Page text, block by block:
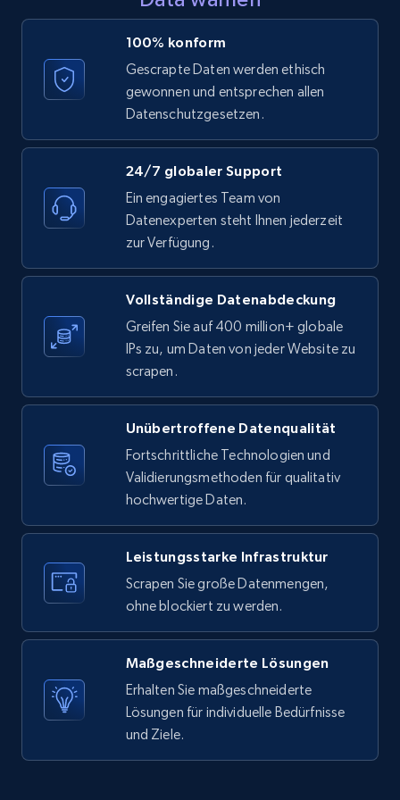
URL, ID, User id, Use url, Title, Headline, Post
text, Date posted, and more.
11.3K+ 1.5K+ Gratis testen
LinkedIn posts - Discover new posts
URL, ID, User id, Use url, Title, Headline, Post
text, Date posted, and more.
11.3K+ 1.5K+ Gratis testen
X (formerly Twitter) - Posts
ID, User posted, Name, Description, Date
posted, Photos, URL, Quoted post, and more.
10.4K+ 1.2K+ Gratis testen
Twitter posts URLs
ID, User posted, Name, Description, Date
posted, Photos, URL, Quoted post, and more.
1.2K+
100% konform
Gescrapte Daten werden ethisch
gewonnen und entsprechen allen
Datenschutzgesetzen.
24/7 globaler Support
Ein engagiertes Team von
Datenexperten steht Ihnen jederzeit
zur Verfügung.
Vollständige Datenabdeckung
Greifen Sie auf 400 million+ globale
IPs zu, um Daten von jeder Website zu
scrapen.
Unübertroffene Datenqualität
Fortschrittliche Technologien und
Validierungsmethoden für qualitativ
hochwertige Daten.
Leistungsstarke Infrastruktur
Scrapen Sie große Datenmengen,
ohne blockiert zu werden.
Maßgeschneiderte Lösungen
Erhalten Sie maßgeschneiderte
Lösungen für individuelle Bedürfnisse
und Ziele.